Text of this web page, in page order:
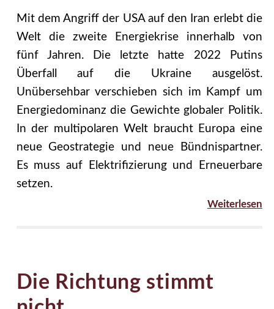
Mit dem Angriff der USA auf den Iran erlebt die
Welt die zweite Energiekrise innerhalb von
fünf Jahren. Die letzte hatte 2022 Putins
Überfall auf die Ukraine ausgelöst.
Unübersehbar verschieben sich im Kampf um
Energiedominanz die Gewichte globaler Politik.
In der multipolaren Welt braucht Europa eine
neue Geostrategie und neue Bündnispartner.
Es muss auf Elektrifizierung und Erneuerbare
setzen.
Weiterlesen
Die Richtung stimmt